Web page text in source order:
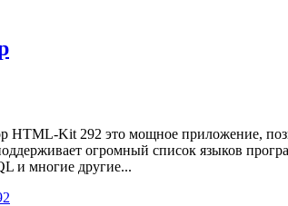
HTML-Kit 292 это мощное приложение,
огромный список языков
и многие другие...